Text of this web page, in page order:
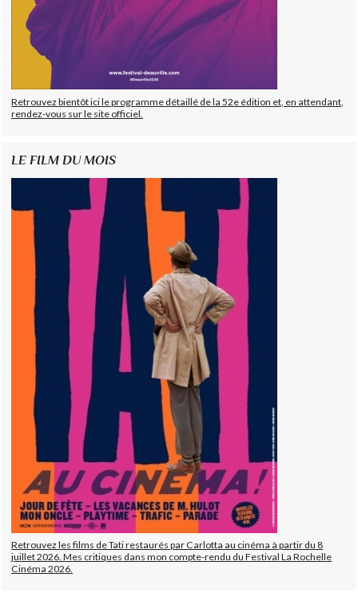
Retrouvez bientôt ici le programme détaillé de la 52e édition et, en attendant,
rendez-vous sur le site officiel.
LE FILM DU MOIS
Retrouvez les films de Tati restaurés par Carlotta au cinéma à partir du 8
juillet 2026. Mes critiques dans mon compte-rendu du Festival La Rochelle
Cinéma 2026.